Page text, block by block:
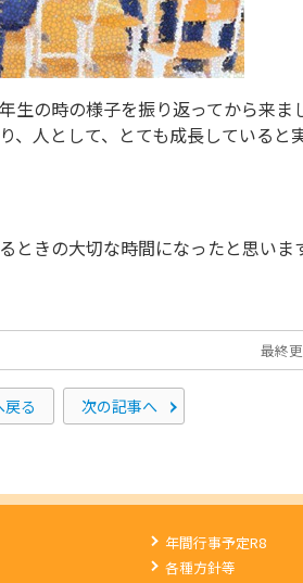
生の時の様子を振り返ってから来ま
人として、とても成長していると
きの大切な時間になったと思いま
最終
戻る 次の記事へ
年間行事予定R8
各種方針等